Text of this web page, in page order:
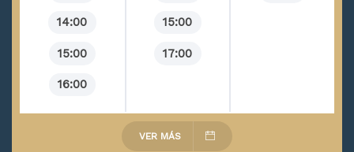
14:00
15:00
16:00
15:00
17:00
VER MÁS